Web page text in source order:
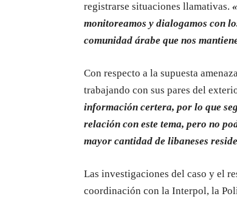
registrarse situaciones llamativas.
monitoreamos y dialogamos con
comunidad árabe que nos
Con respecto a la supuesta
trabajando con sus pares del
información certera, por lo que
relación con este tema, pero no
mayor cantidad de libaneses
Las investigaciones del caso y el
coordinación con la Interpol, la